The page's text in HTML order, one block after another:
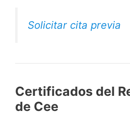
Solicitar cita previa
Certificados del
de Cee